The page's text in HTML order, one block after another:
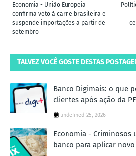
Economia - União Europeia
confirma veto à carne brasileira e
suspende importações a partir de
setembro
TALVEZ VOCÊ GOSTE DESTAS
Banco Digimais: o que
clientes após ação da PF
undefined 25, 2026
Economia - Criminosos
banco para aplicar